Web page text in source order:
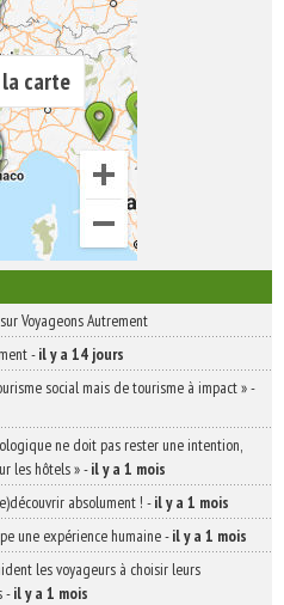
carte
sur Voyageons Autrement
-il y a 14 jours
social mais de tourisme à impact »-
ne doit pas rester une intention,
les hôtels »-il y a 1 mois
absolument ! -il y a 1 mois
une expérience humaine-il y a 1 mois
les voyageurs à choisir leurs
-il y a 1 mois